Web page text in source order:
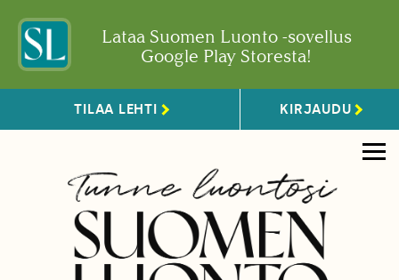
Lataa Suomen Luonto -sovellus
Google Play Storesta!
TILAA LEHTI KIRJAUDU